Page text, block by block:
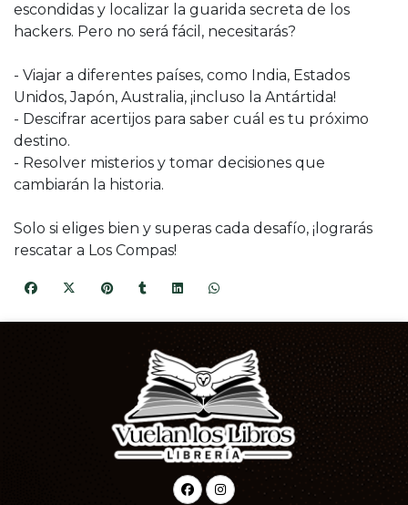
escondidas y localizar la guarida secreta de los
hackers. Pero no será fácil, necesitarás?
- Viajar a diferentes países, como India, Estados
Unidos, Japón, Australia, ¡incluso la Antártida!
- Descifrar acertijos para saber cuál es tu próximo
destino.
- Resolver misterios y tomar decisiones que
cambiarán la historia.
Solo si eliges bien y superas cada desafío, ¡lograrás
rescatar a Los Compas!